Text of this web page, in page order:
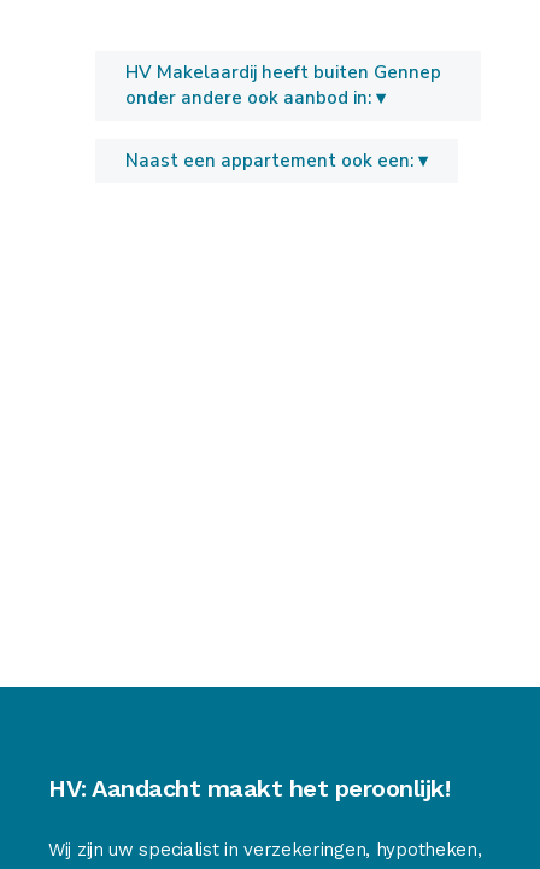
HV Makelaardij heeft buiten Gennep
onder andere ook aanbod in: ▾
Naast een appartement ook een: ▾
HV: Aandacht maakt het peroonlijk!
Wij zijn uw specialist in verzekeringen, hypotheken,